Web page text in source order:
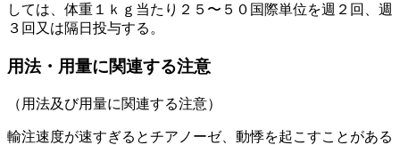
しては、体重１ｋｇ当たり２５〜５０国際単位を週２回、週
３回又は隔日投与する。
用法・用量に関連する注意
（用法及び用量に関連する注意）
輸注速度が速すぎるとチアノーゼ、動悸を起こすことがある